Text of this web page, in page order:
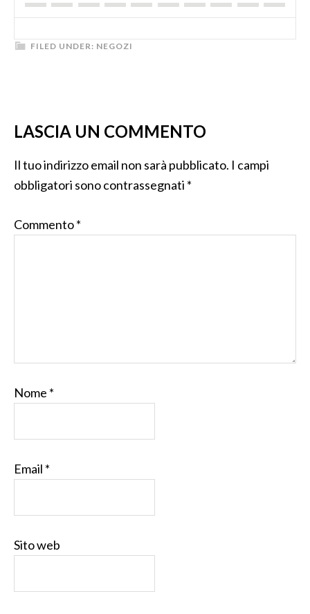
FILED UNDER: NEGOZI
LASCIA UN COMMENTO
Il tuo indirizzo email non sarà pubblicato. I campi
obbligatori sono contrassegnati *
Commento*
Nome *
Email *
Sito web